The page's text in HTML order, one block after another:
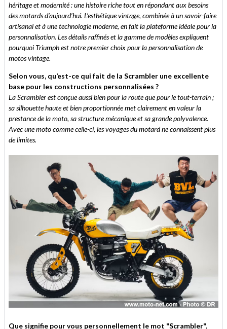
héritage et modernité : une histoire riche tout en répondant aux besoins
des motards d’aujourd’hui. L’esthétique vintage, combinée à un savoir-faire
artisanal et à une technologie moderne, en fait la plateforme idéale pour la
personnalisation. Les détails raffinés et la gamme de modèles expliquent
pourquoi Triumph est notre premier choix pour la personnalisation de
motos vintage.
Selon vous, qu’est-ce qui fait de la Scrambler une excellente
base pour les constructions personnalisées ?
La Scrambler est conçue aussi bien pour la route que pour le tout-terrain ;
sa silhouette haute et bien proportionnée met clairement en valeur la
prestance de la moto, sa structure mécanique et sa grande polyvalence.
Avec une moto comme celle-ci, les voyages du motard ne connaissent plus
de limites.
Que signifie pour vous personnellement le mot "Scrambler",